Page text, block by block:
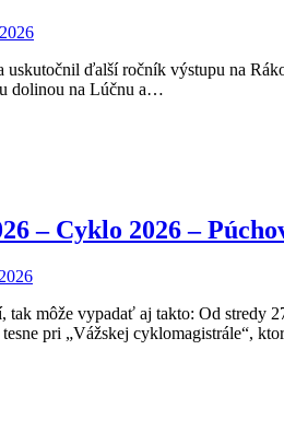
uskutočnil ďalší ročník výstupu na
dolinou na Lúčnu a…
– Cyklo 2026 –
tak môže vypadať aj takto: Od stredy
pri „Vážskej cyklomagistrále“,